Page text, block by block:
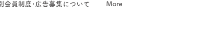
会員制度･広告募集について More